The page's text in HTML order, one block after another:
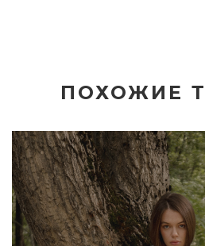
ПОХОЖИЕ